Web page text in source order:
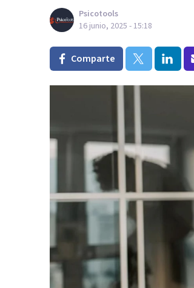
Psicotools
16 junio, 2025 - 15:18
Comparte